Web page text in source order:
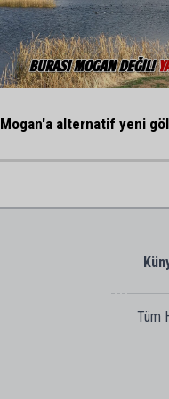
Mogan'a alternatif yeni göl
Tüm